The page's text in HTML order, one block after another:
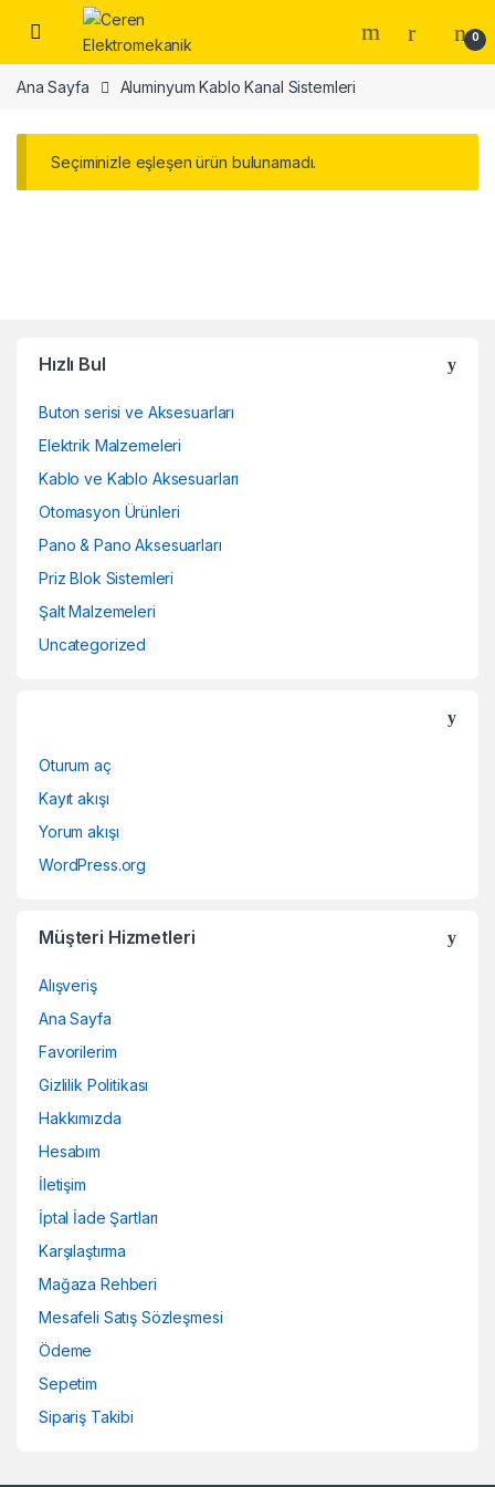
Skip to navigation
Skip to content
0
Ana Sayfa Aluminyum Kablo Kanal Sistemleri
Seçiminizle eşleşen ürün bulunamadı.
Hızlı Bul
Buton serisi ve Aksesuarları
Elektrik Malzemeleri
Kablo ve Kablo Aksesuarları
Otomasyon Ürünleri
Pano & Pano Aksesuarları
Priz Blok Sistemleri
Şalt Malzemeleri
Uncategorized
Oturum aç
Kayıt akışı
Yorum akışı
WordPress.org
Müşteri Hizmetleri
Alışveriş
Ana Sayfa
Favorilerim
Gizlilik Politikası
Hakkımızda
Hesabım
İletişim
İptal İade Şartları
Karşılaştırma
Mağaza Rehberi
Mesafeli Satış Sözleşmesi
Ödeme
Sepetim
Sipariş Takibi